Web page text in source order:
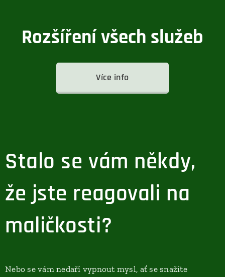
Rozšíření všech služeb
Více info
Stalo se vám někdy,
že jste reagovali na
maličkosti?
Nebo se vám nedaří vypnout mysl, ať se snažíte